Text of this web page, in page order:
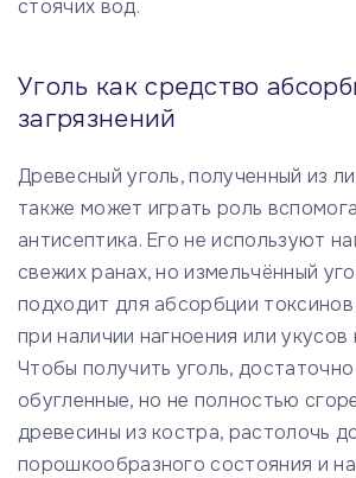
стоячих вод.
Уголь как средство
загрязнений
Древесный уголь, полученный из
также может играть роль
антисептика. Его не используют
свежих ранах, но измельчённый
подходит для абсорбции токсинов
при наличии нагноения или укусов
Чтобы получить уголь, достаточно
обугленные, но не полностью
древесины из костра, растолочь
порошкообразного состояния и